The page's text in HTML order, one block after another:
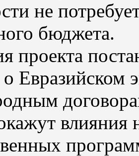
не
бюджета.
проекта
Евразийском
влияния